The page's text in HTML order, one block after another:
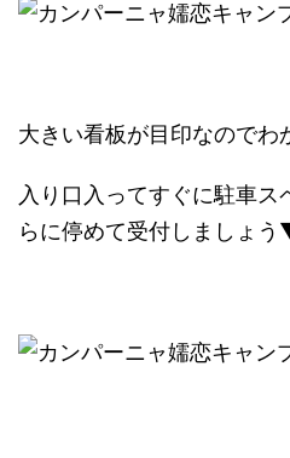
大きい看板が目印なので
入り口入ってすぐに駐車ス
らに停めて受付しましょ